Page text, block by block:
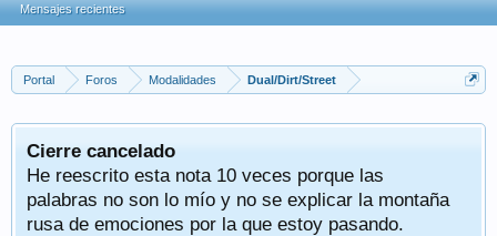
Portal Foros Modalidades Dual/Dirt/Street
Cierre cancelado
He reescrito esta nota 10 veces porque las
palabras no son lo mío y no se explicar la montaña
rusa de emociones por la que estoy pasando.
Mensajes recientes